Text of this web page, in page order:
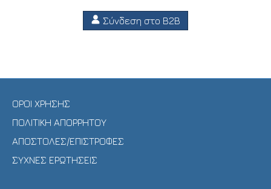
Σύνδεση στο B2B
ΟΡΟΙ ΧΡΗΣΗΣ
ΠΟΛΙΤΙΚΗ ΑΠΟΡΡΗΤΟΥ
ΑΠΟΣΤΟΛΕΣ/ΕΠΙΣΤΡΟΦΕΣ
ΣΥΧΝΕΣ ΕΡΩΤΗΣΕΙΣ